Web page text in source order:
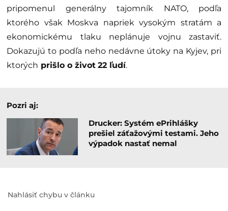
pripomenul generálny tajomník NATO, podľa
ktorého však Moskva napriek vysokým stratám a
ekonomickému tlaku neplánuje vojnu zastaviť.
Dokazujú to podľa neho nedávne útoky na Kyjev, pri
ktorých prišlo o život 22 ľudí.
Pozri aj:
Drucker: Systém ePrihlášky
prešiel záťažovými testami. Jeho
výpadok nastať nemal
Nahlásiť chybu v článku